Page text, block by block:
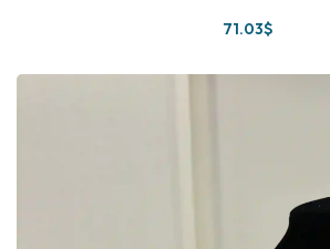
71.03$